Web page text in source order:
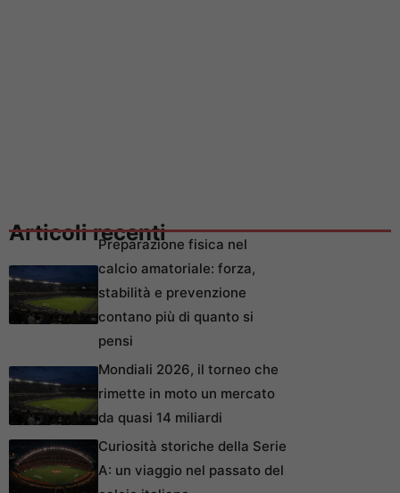
Articoli recentiPreparazione fisica nel
calcio amatoriale: forza,
stabilità e prevenzione
contano più di quanto si
pensi
Mondiali 2026, il torneo che
rimette in moto un mercato
da quasi 14 miliardi
Curiosità storiche della Serie
A: un viaggio nel passato del